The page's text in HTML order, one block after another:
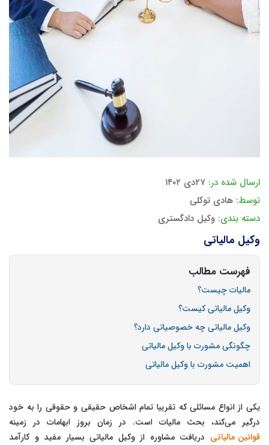
ارسال شده در: ۲۷دی ۱۴۰۲
توسط: هادی توکلی
دسته بندی: وکیل دادگستری
وکیل مالیاتی
فهرست مطالب
مالیات چیست؟
وکیل مالیاتی کیست؟
وکیل مالیاتی چه خصوصیاتی دارد؟
چگونگی مشورت با وکیل مالیاتی
اهمیت مشورت با وکیل مالیاتی
یکی از انواع مسائلی که تقریبا تمام اشخاص حقیقی و حقوقی را به خود
درگیر می‌کند، بحث مالیات است. در زمان بروز ابهامات در زمینه
قوانین مالیاتی دریافت مشاوره از وکیل مالیاتی بسیار مفید و کارآمد